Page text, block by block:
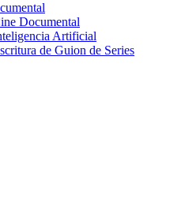
Documental
Artificial
de Guion de Series